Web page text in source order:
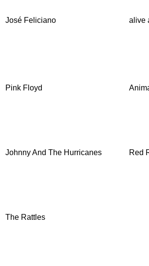
José Feliciano alive
Pink Floyd
Johnny And The Hurricanes Red
The Rattles